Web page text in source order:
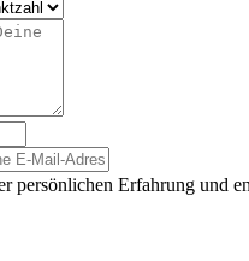
persönlichen Erfahrung und